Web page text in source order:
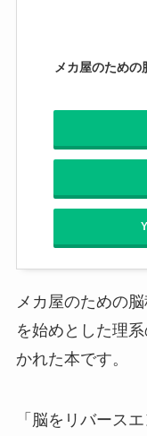
メカ屋のため
メカ屋のための
を始めとした理
かれた本です。
「脳をリバース